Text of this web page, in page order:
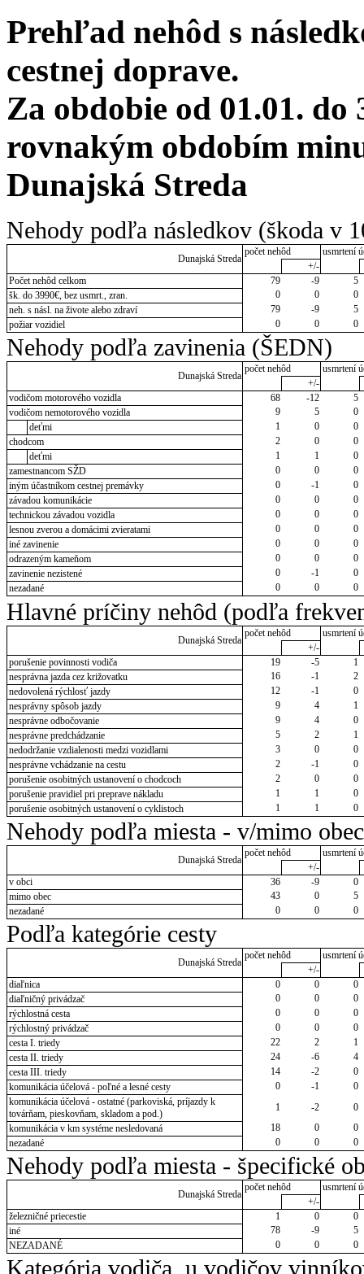
Prehľad nehôd s
cestnej doprave.
Za obdobie od 01.01. do
rovnakým obdobím
Dunajská Streda
Nehody podľa následkov (škoda v
Dunajská Streda
počet nehôd
usmrtení
+/-
Počet nehôd celkom
79 -9
5
šk. do 3990€, bez usmrt., zran.
0 0
0
neh. s násl. na živote alebo zdraví
79 -9
5
požiar vozidiel
0 0 0
Nehody podľa zavinenia (ŠEDN)
Dunajská Streda
počet nehôd
usmrtení
+/-
vodičom motorového vozidla
68 -12
5
vodičom nemotorového vozidla
9 5
0
deťmi
1 0
0
chodcom
2 0
0
deťmi
1 1
0
zamestnancom SŽD
0 0
0
iným účastníkom cestnej premávky
0 -1
0
závadou komunikácie
0 0
0
technickou závadou vozidla
0 0
0
lesnou zverou a domácimi zvieratami
0 0
0
iné zavinenie
0 0
0
odrazeným kameňom
0 0
0
zavinenie nezistené
0 -1
0
nezadané
0 0 0
Hlavné príčiny nehôd (podľa
Dunajská Streda
počet nehôd
usmrtení
+/-
porušenie povinnosti vodiča
19 -5
1
nesprávna jazda cez križovatku
16 -1
2
nedovolená rýchlosť jazdy
12 -1
0
nesprávny spôsob jazdy
9 4
1
nesprávne odbočovanie
9 4
0
nesprávne predchádzanie
5 2
1
nedodržanie vzdialenosti medzi vozidlami
3 0
0
nesprávne vchádzanie na cestu
2 -1
0
porušenie osobitných ustanovení o chodcoch
2 0
0
porušenie pravidiel pri preprave nákladu
1 1
0
porušenie osobitných ustanovení o cyklistoch
1 1 0
Nehody podľa miesta - v/mimo obec
Dunajská Streda
počet nehôd
usmrtení
+/-
v obci
36 -9
0
mimo obec
43 0
5
nezadané
0 0 0
Podľa kategórie cesty
Dunajská Streda
počet nehôd
usmrtení
+/-
diaľnica
0 0
0
diaľničný privádzač
0 0
0
rýchlostná cesta
0 0
0
rýchlostný privádzač
0 0
0
cesta I. triedy
22 2
1
cesta II. triedy
24 -6
4
cesta III. triedy
14 -2
0
komunikácia účelová - poľné a lesné cesty
0 -1
0
komunikácia účelová - ostatné (parkoviská, príjazdy k
továrňam, pieskovňam, skladom a pod.)
1 -2
0
komunikácia v km systéme nesledovaná
18 0
0
nezadané
0 0 0
Nehody podľa miesta - špecifické
Dunajská Streda
počet nehôd
usmrtení
+/-
železničné priecestie
1 0
0
iné
78 -9
5
NEZADANÉ
0 0 0
Kategória vodiča, u vodičov